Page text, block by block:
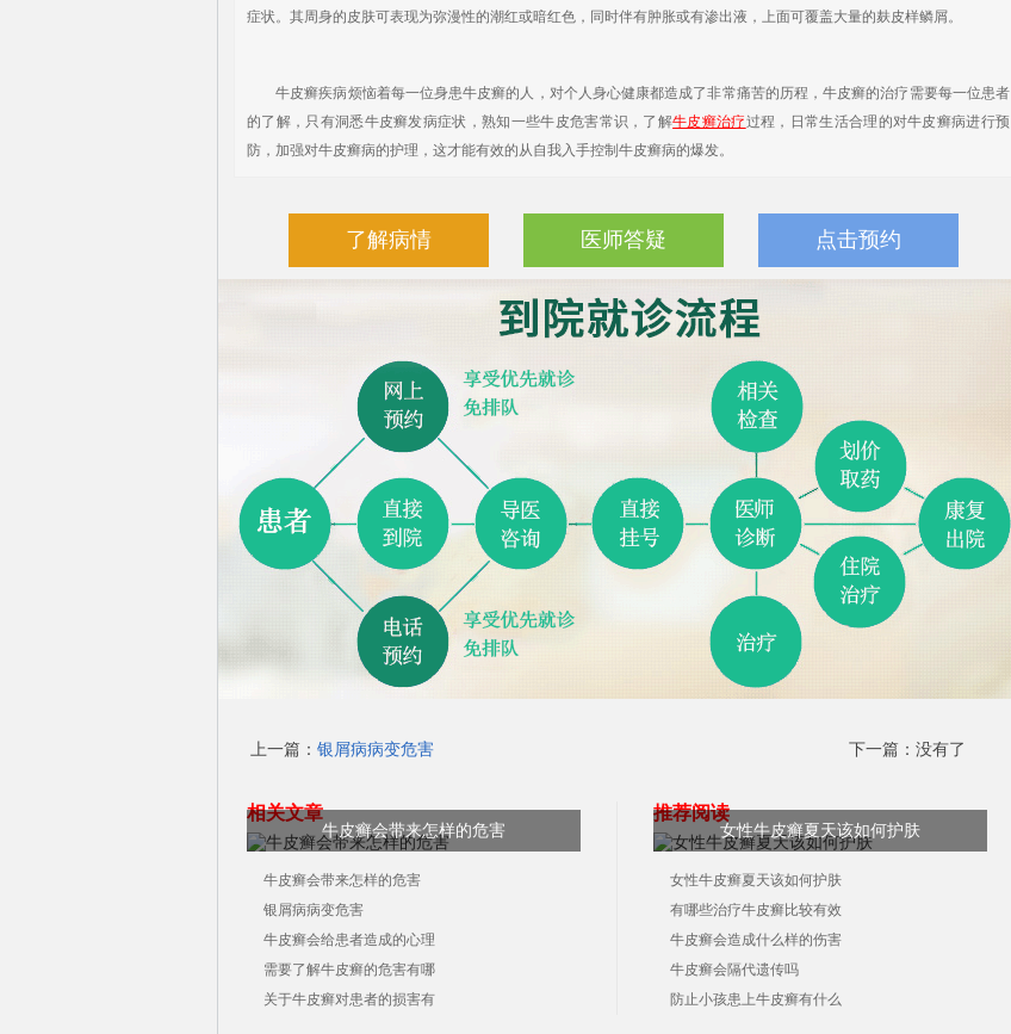
症状。其周身的皮肤可表现为弥漫性的潮红或暗红色，同时伴有肿胀或有渗出液，上面可覆盖大量的麸皮样鳞屑。
牛皮癣疾病烦恼着每一位身患牛皮癣的人，对个人身心健康都造成了非常痛苦的历程，牛皮癣的治疗需要每一位患者
的了解，只有洞悉牛皮癣发病症状，熟知一些牛皮危害常识，了解牛皮癣治疗过程，日常生活合理的对牛皮癣病进行预
防，加强对牛皮癣病的护理，这才能有效的从自我入手控制牛皮癣病的爆发。
了解病情 医师答疑 点击预约
上一篇： 银屑病病变危害 下一篇：没有了
相关文章
牛皮癣会带来怎样的危害
牛皮癣会带来怎样的危害
银屑病病变危害
牛皮癣会给患者造成的心理
需要了解牛皮癣的危害有哪
关于牛皮癣对患者的损害有
推荐阅读
女性牛皮癣夏天该如何护肤
女性牛皮癣夏天该如何护肤
有哪些治疗牛皮癣比较有效
牛皮癣会造成什么样的伤害
牛皮癣会隔代遗传吗
防止小孩患上牛皮癣有什么